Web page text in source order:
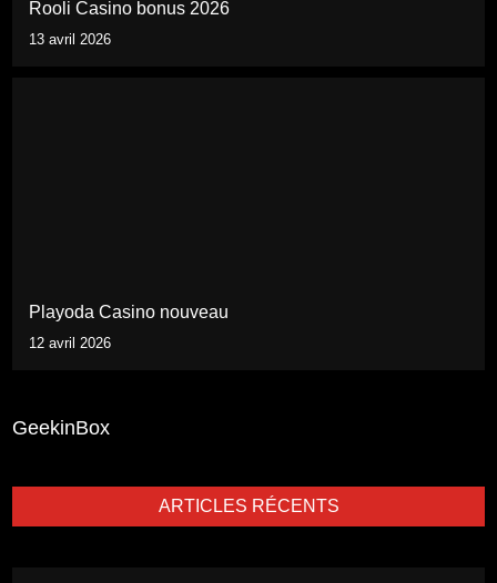
Rooli Casino bonus 2026
13 avril 2026
Playoda Casino nouveau
12 avril 2026
GeekinBox
ARTICLES RÉCENTS